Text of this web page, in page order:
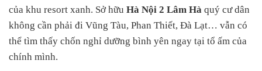
của khu resort xanh. Sở hữu Hà Nội 2 Lâm Hà quý cư dân
không cần phải đi Vũng Tàu, Phan Thiết, Đà Lạt… vẫn có
thể tìm thấy chốn nghỉ dưỡng bình yên ngay tại tổ ấm của
chính mình.